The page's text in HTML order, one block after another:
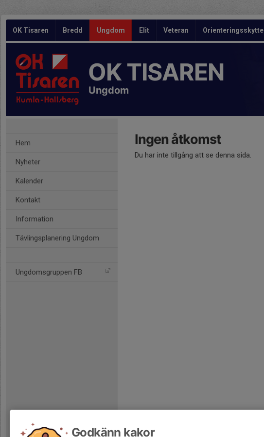
OK Tisaren Bredd Ungdom Elit Veteran Orienteringsskytte
OK TISAREN
Ungdom
Hem
Nyheter
Kalender
Kontakt
Information
Tävlingsplanering Ungdom
Ungdomsgruppen FB
Ingen åtkomst
Du har inte tillgång att se denna sida.
Godkänn kakor